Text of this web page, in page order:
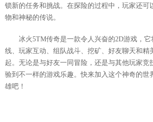
锁新的任务和挑战。在探险的过程中，玩家还可
物和神秘的传说。
冰火5TM传奇是一款令人兴奋的2D游戏，
线、玩家互动、组队战斗、挖矿、好友聊天和精
起。无论是与好友一同冒险，还是与其他玩家竞
验到不一样的游戏乐趣。快来加入这个神奇的世
雄吧！